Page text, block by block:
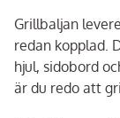
Grillbaljan
redan kopplad.
hjul, sidobord
är du redo att